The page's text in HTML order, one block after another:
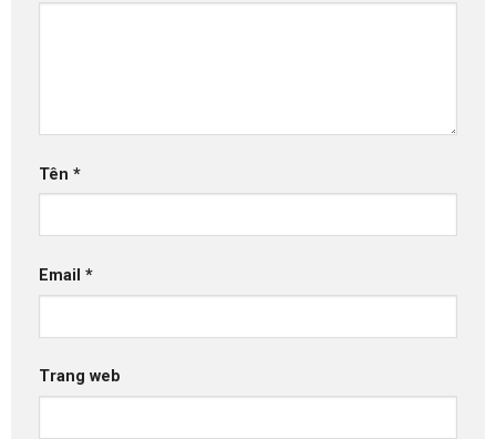
Tên *
Email *
Trang web